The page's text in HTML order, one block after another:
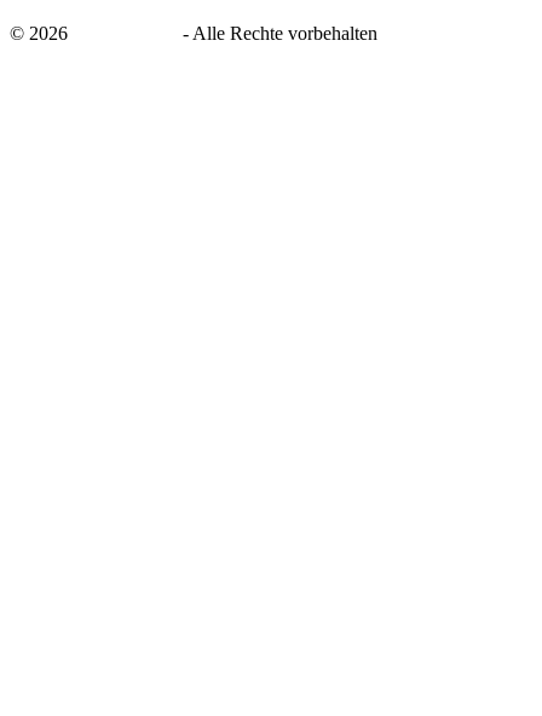
© 2026 - Alle Rechte vorbehalten